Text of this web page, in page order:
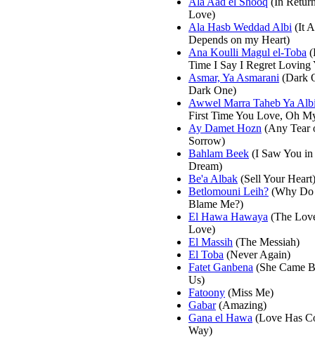
Love)
Ala Hasb Weddad Albi (It
Depends on my Heart)
Ana Koulli Magul el-Toba
Time I Say I Regret Loving
Asmar, Ya Asmarani (Dark
Dark One)
Awwel Marra Taheb Ya
First Time You Love, Oh
Ay Damet Hozn (Any Tear
Sorrow)
Bahlam Beek (I Saw You
Dream)
Be'a Albak (Sell Your Heart)
Betlomouni Leih? (Why Do
Blame Me?)
El Hawa Hawaya (The
Love)
El Massih (The Messiah)
El Toba (Never Again)
Fatet Ganbena (She Came
Us)
Fatoony (Miss Me)
Gabar(Amazing)
Gana el Hawa (Love Has
Way)